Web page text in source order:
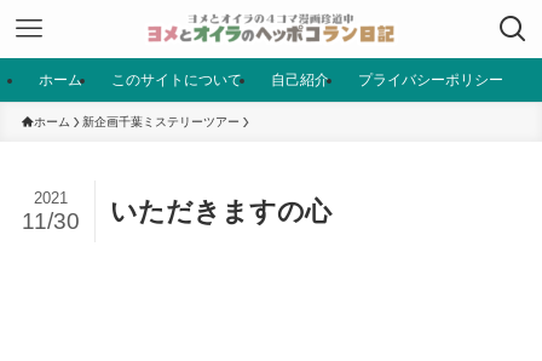
ホーム このサイトについて 自己紹介 プライバシーポリシー
ホーム 新企画千葉ミステリーツアー
いただきますの心
2021
11/30